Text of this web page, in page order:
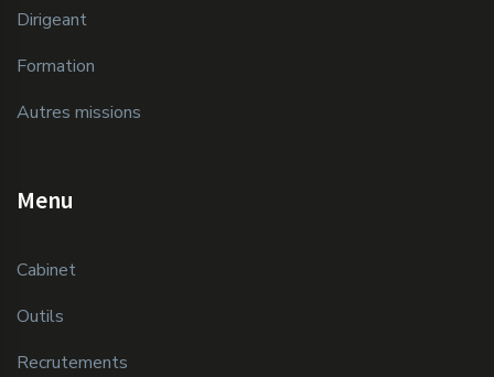
Dirigeant
Formation
Autres missions
Menu
Cabinet
Outils
Recrutements